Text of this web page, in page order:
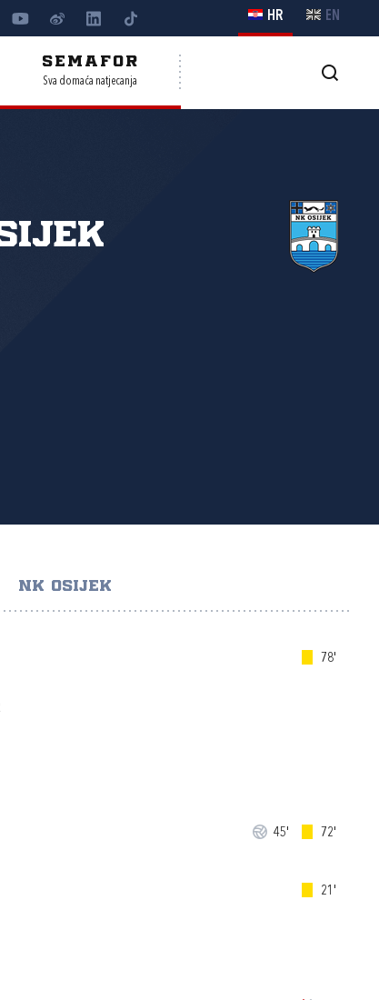
HR EN
SEMAFOR
Sva domaća natjecanja
NK OSIJEK
78'
45' 72'
21'